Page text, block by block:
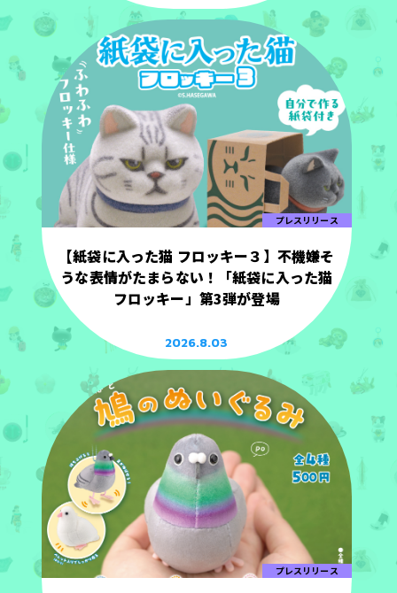
プレスリリース
【紙袋に入った猫 フロッキー３】不機嫌そ
うな表情がたまらない！「紙袋に入った猫
フロッキー」第3弾が登場
2026.8.03
プレスリリース